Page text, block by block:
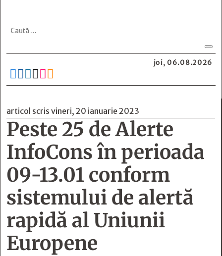
joi, 06.08.2026
     
articol scris vineri, 20 ianuarie 2023
Peste 25 de Alerte
InfoCons în perioada
09-13.01 conform
sistemului de alertă
rapidă al Uniunii
Europene